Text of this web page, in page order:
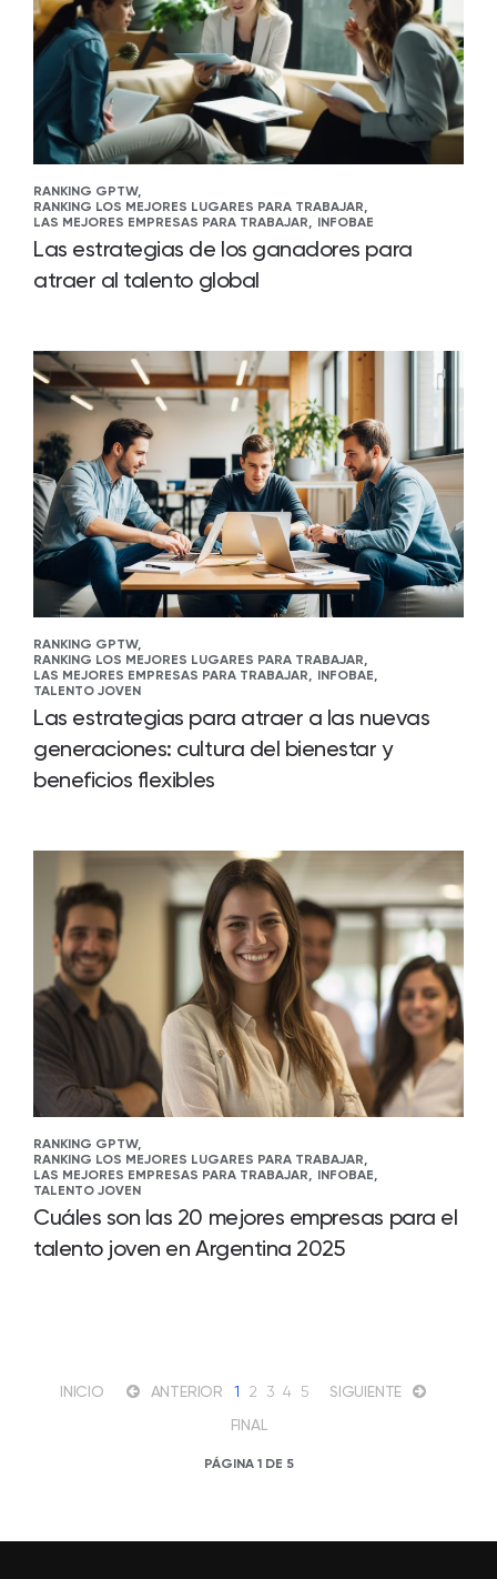
RANKING GPTW,
RANKING LOS MEJORES LUGARES PARA TRABAJAR,
LAS MEJORES EMPRESAS PARA TRABAJAR, INFOBAE
Las estrategias de los ganadores para
atraer al talento global
RANKING GPTW,
RANKING LOS MEJORES LUGARES PARA TRABAJAR,
LAS MEJORES EMPRESAS PARA TRABAJAR, INFOBAE,
TALENTO JOVEN
Las estrategias para atraer a las nuevas
generaciones: cultura del bienestar y
beneficios flexibles
RANKING GPTW,
RANKING LOS MEJORES LUGARES PARA TRABAJAR,
LAS MEJORES EMPRESAS PARA TRABAJAR, INFOBAE,
TALENTO JOVEN
Cuáles son las 20 mejores empresas para el
talento joven en Argentina 2025
INICIO ANTERIOR 1 2 3 4 5
SIGUIENTE
FINAL
PÁGINA 1 DE 5